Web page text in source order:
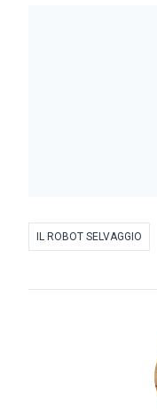
IL ROBOT SELVAGGIO